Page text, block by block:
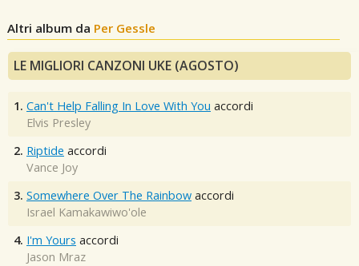
Altri album da Per Gessle
LE MIGLIORI CANZONI UKE (AGOSTO)
1. Can't Help Falling In Love With You accordi
Elvis Presley
2. Riptide accordi
Vance Joy
3. Somewhere Over The Rainbow accordi
Israel Kamakawiwo'ole
4. I'm Yours accordi
Jason Mraz